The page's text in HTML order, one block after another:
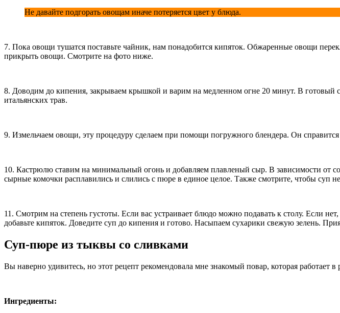
Не давайте подгорать овощам иначе потеряется цвет у блюда.
7. Пока овощи тушатся поставьте чайник, нам понадобится кипяток. Обжаренные овощи
прикрыть овощи. Смотрите на фото ниже.
8. Доводим до кипения, закрываем крышкой и варим на медленном огне 20 минут. В
итальянских трав.
9. Измельчаем овощи, эту процедуру сделаем при помощи погружного блендера. Он
10. Кастрюлю ставим на минимальный огонь и добавляем плавленый сыр. В зависимости от
сырные комочки расплавились и слились с пюре в единое целое. Также смотрите, чтобы суп
11. Смотрим на степень густоты. Если вас устраивает блюдо можно подавать к столу. Если
добавьте кипяток. Доведите суп до кипения и готово. Насыпаем сухарики свежую зелень.
Суп-пюре из тыквы со сливками
Вы наверно удивитесь, но этот рецепт рекомендовала мне знакомый повар, которая работает
Ингредиенты: